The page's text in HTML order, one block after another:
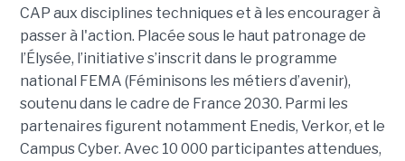
CAP aux disciplines techniques et à les encourager à
passer à l'action. Placée sous le haut patronage de
l’Élysée, l’initiative s’inscrit dans le programme
national FEMA (Féminisons les métiers d’avenir),
soutenu dans le cadre de France 2030. Parmi les
partenaires figurent notamment Enedis, Verkor, et le
Campus Cyber. Avec 10 000 participantes attendues,